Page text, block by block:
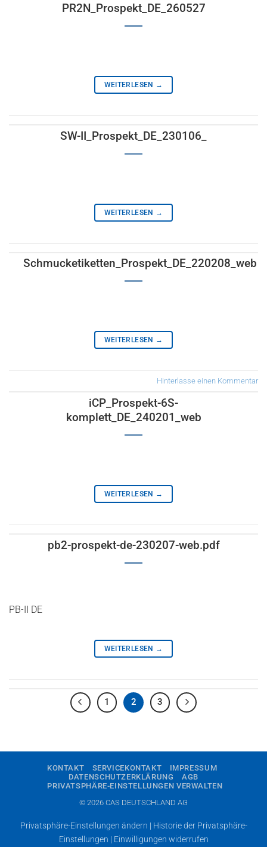
PR2N_Prospekt_DE_260527
WEITERLESEN →
SW-II_Prospekt_DE_230106_
WEITERLESEN →
Schmucketiketten_Prospekt_DE_220208_web
WEITERLESEN →
Hinterlasse einen Kommentar
iCP_Prospekt-6S-
komplett_DE_240201_web
WEITERLESEN →
pb2-prospekt-de-230207-web.pdf
PB-II DE
WEITERLESEN →
1 2 3
KONTAKT SERVICEKONTAKT
IMPRESSUM
DATENSCHUTZERKLÄRUNG
AGB
PRIVATSPHÄRE-EINSTELLUNGEN VERWALTEN
© 2026 CAS DEUTSCHLAND AG
Privatsphäre-Einstellungen ändern | Historie der Privatsphäre-
Einstellungen | Einwilligungen widerrufen